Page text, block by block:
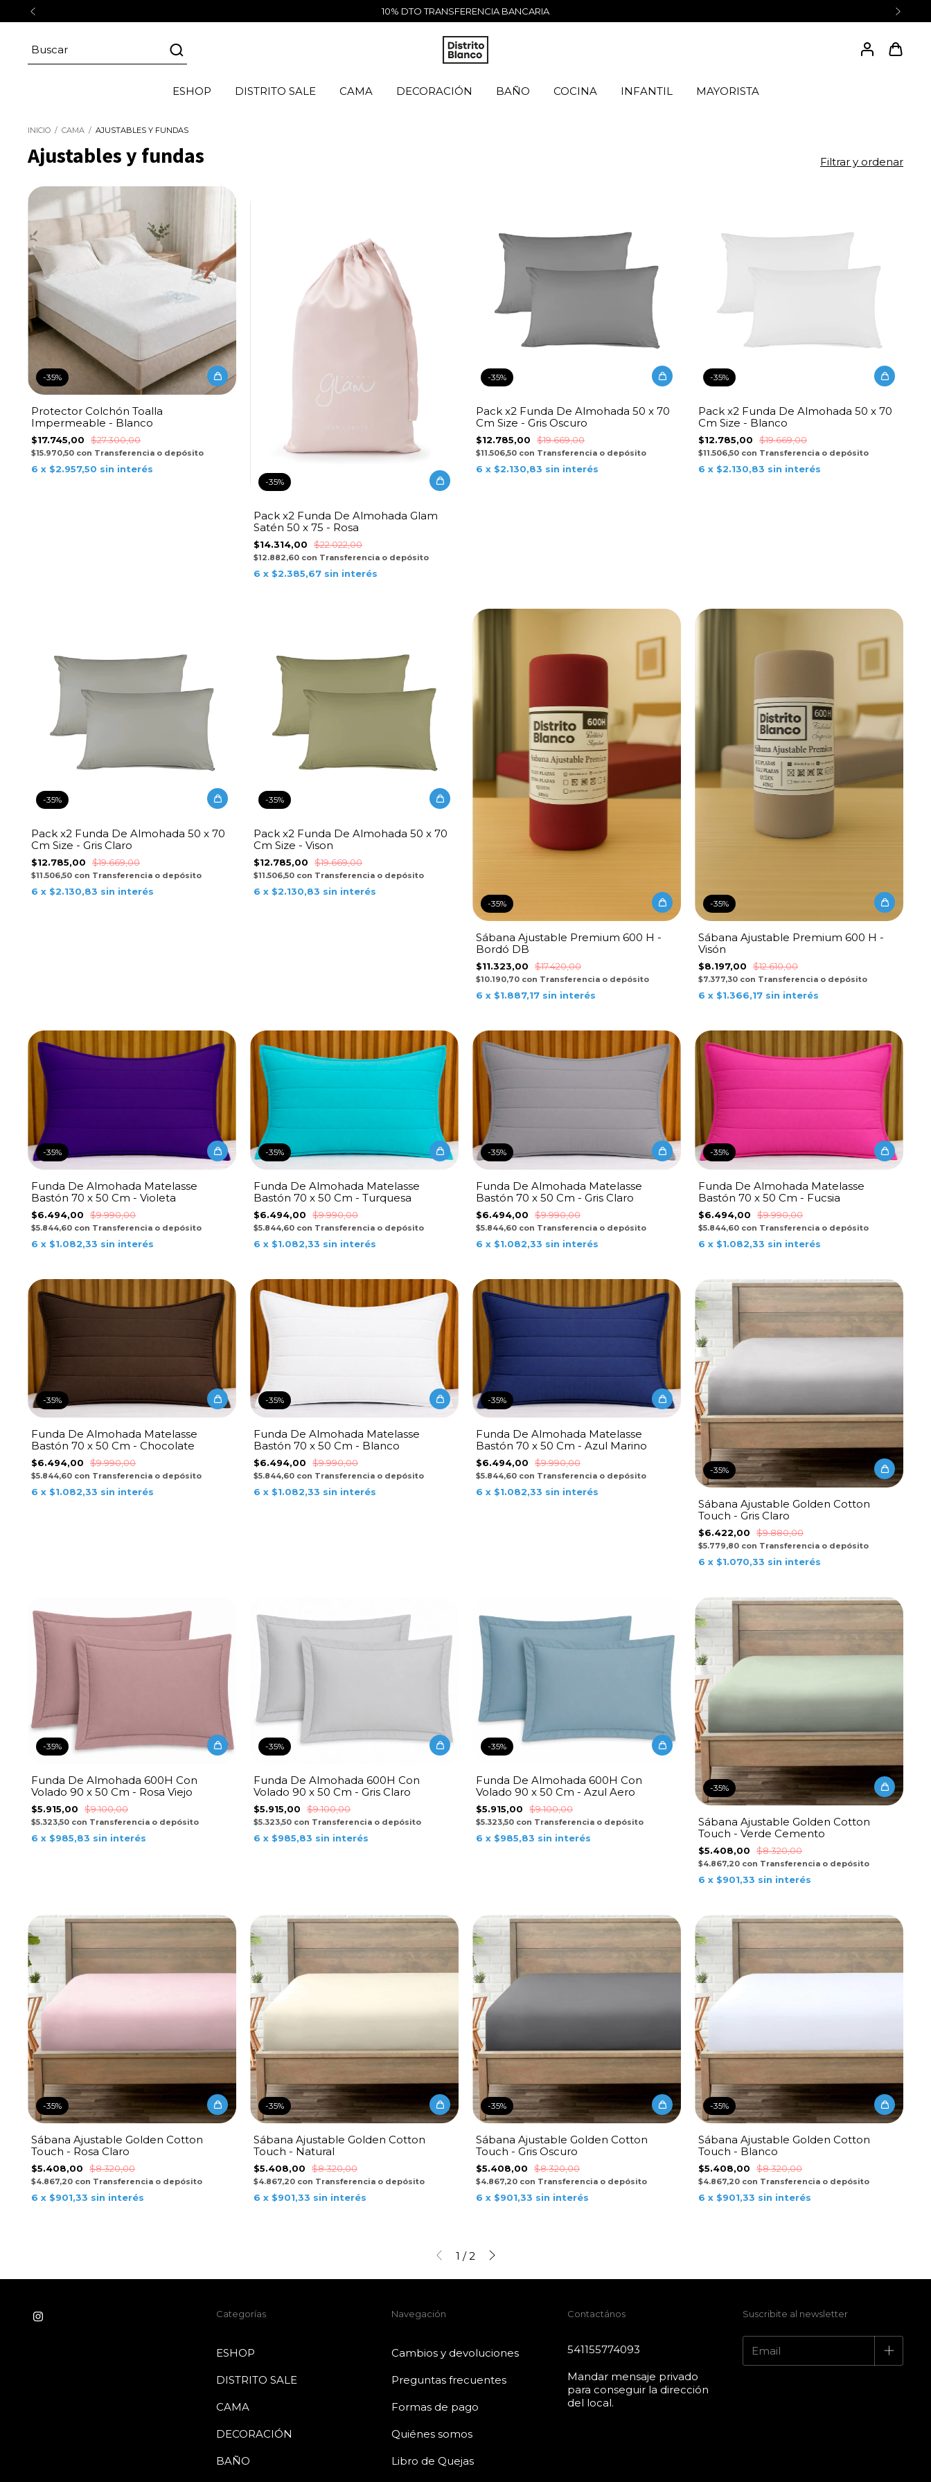
10% DTO TRANSFERENCIA BANCARIA
ESHOP DISTRITO SALE CAMA DECORACIÓN BAÑO COCINA INFANTIL MAYORISTA
INICIO / CAMA / AJUSTABLES Y FUNDAS
Ajustables y fundas Filtrar y ordenar
-35%
Protector Colchón Toalla
Impermeable - Blanco
$17.745,00 $27.300,00
$15.970,50 con Transferencia o depósito
6 x $2.957,50 sin interés
-35%
Pack x2 Funda De Almohada Glam
Satén 50 x 75 - Rosa
$14.314,00 $22.022,00
$12.882,60 con Transferencia o depósito
6 x $2.385,67 sin interés
-35%
Pack x2 Funda De Almohada 50 x 70
Cm Size - Gris Oscuro
$12.785,00 $19.669,00
$11.506,50 con Transferencia o depósito
6 x $2.130,83 sin interés
-35%
Pack x2 Funda De Almohada 50 x 70
Cm Size - Blanco
$12.785,00 $19.669,00
$11.506,50 con Transferencia o depósito
6 x $2.130,83 sin interés
-35%
Pack x2 Funda De Almohada 50 x 70
Cm Size - Gris Claro
$12.785,00 $19.669,00
$11.506,50 con Transferencia o depósito
6 x $2.130,83 sin interés
-35%
Pack x2 Funda De Almohada 50 x 70
Cm Size - Vison
$12.785,00 $19.669,00
$11.506,50 con Transferencia o depósito
6 x $2.130,83 sin interés
-35%
Sábana Ajustable Premium 600 H -
Bordó DB
$11.323,00 $17.420,00
$10.190,70 con Transferencia o depósito
6 x $1.887,17 sin interés
-35%
Sábana Ajustable Premium 600 H -
Visón
$8.197,00 $12.610,00
$7.377,30 con Transferencia o depósito
6 x $1.366,17 sin interés
-35%
Funda De Almohada Matelasse
Bastón 70 x 50 Cm - Violeta
$6.494,00 $9.990,00
$5.844,60 con Transferencia o depósito
6 x $1.082,33 sin interés
-35%
Funda De Almohada Matelasse
Bastón 70 x 50 Cm - Turquesa
$6.494,00 $9.990,00
$5.844,60 con Transferencia o depósito
6 x $1.082,33 sin interés
-35%
Funda De Almohada Matelasse
Bastón 70 x 50 Cm - Gris Claro
$6.494,00 $9.990,00
$5.844,60 con Transferencia o depósito
6 x $1.082,33 sin interés
-35%
Funda De Almohada Matelasse
Bastón 70 x 50 Cm - Fucsia
$6.494,00 $9.990,00
$5.844,60 con Transferencia o depósito
6 x $1.082,33 sin interés
-35%
Funda De Almohada Matelasse
Bastón 70 x 50 Cm - Chocolate
$6.494,00 $9.990,00
$5.844,60 con Transferencia o depósito
6 x $1.082,33 sin interés
-35%
Funda De Almohada Matelasse
Bastón 70 x 50 Cm - Blanco
$6.494,00 $9.990,00
$5.844,60 con Transferencia o depósito
6 x $1.082,33 sin interés
-35%
Funda De Almohada Matelasse
Bastón 70 x 50 Cm - Azul Marino
$6.494,00 $9.990,00
$5.844,60 con Transferencia o depósito
6 x $1.082,33 sin interés
-35%
Sábana Ajustable Golden Cotton
Touch - Gris Claro
$6.422,00 $9.880,00
$5.779,80 con Transferencia o depósito
6 x $1.070,33 sin interés
-35%
Funda De Almohada 600H Con
Volado 90 x 50 Cm - Rosa Viejo
$5.915,00 $9.100,00
$5.323,50 con Transferencia o depósito
6 x $985,83 sin interés
-35%
Funda De Almohada 600H Con
Volado 90 x 50 Cm - Gris Claro
$5.915,00 $9.100,00
$5.323,50 con Transferencia o depósito
6 x $985,83 sin interés
-35%
Funda De Almohada 600H Con
Volado 90 x 50 Cm - Azul Aero
$5.915,00 $9.100,00
$5.323,50 con Transferencia o depósito
6 x $985,83 sin interés
-35%
Sábana Ajustable Golden Cotton
Touch - Verde Cemento
$5.408,00 $8.320,00
$4.867,20 con Transferencia o depósito
6 x $901,33 sin interés
-35%
Sábana Ajustable Golden Cotton
Touch - Rosa Claro
$5.408,00 $8.320,00
$4.867,20 con Transferencia o depósito
6 x $901,33 sin interés
-35%
Sábana Ajustable Golden Cotton
Touch - Natural
$5.408,00 $8.320,00
$4.867,20 con Transferencia o depósito
6 x $901,33 sin interés
-35%
Sábana Ajustable Golden Cotton
Touch - Gris Oscuro
$5.408,00 $8.320,00
$4.867,20 con Transferencia o depósito
6 x $901,33 sin interés
-35%
Sábana Ajustable Golden Cotton
Touch - Blanco
$5.408,00 $8.320,00
$4.867,20 con Transferencia o depósito
6 x $901,33 sin interés
1 / 2
Categorías
ESHOP
DISTRITO SALE
CAMA
DECORACIÓN
BAÑO
Navegación
Cambios y devoluciones
Preguntas frecuentes
Formas de pago
Quiénes somos
Libro de Quejas
Contactános
541155774093
Mandar mensaje privado
para conseguir la dirección
del local.
Suscribite al newsletter